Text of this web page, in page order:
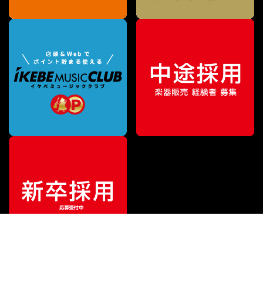
販売価格¥55,550（税込）